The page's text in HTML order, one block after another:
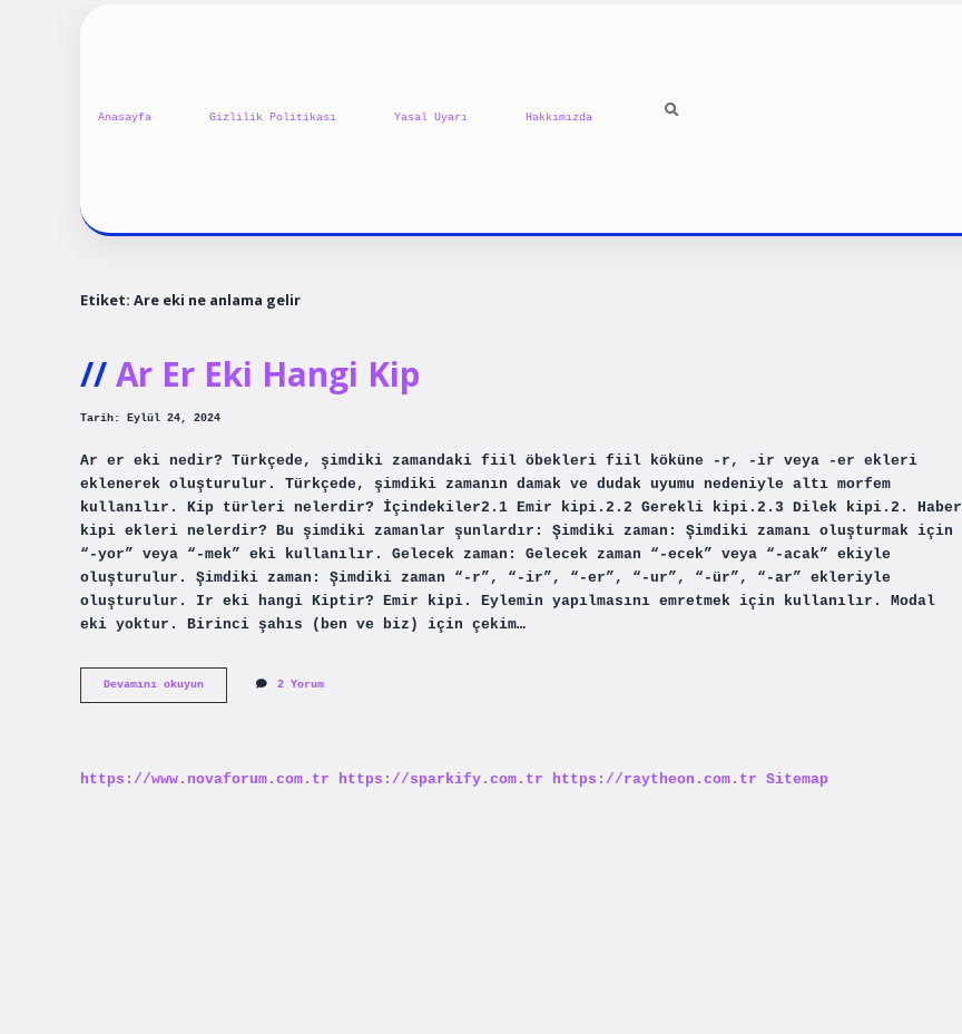
Anasayfa Gizlilik Politikası Yasal Uyarı Hakkımızda
Etiket: Are eki ne anlama gelir
Ar Er Eki Hangi Kip
Tarih: Eylül 24, 2024
Ar er eki nedir? Türkçede, şimdiki zamandaki fiil öbekleri fiil köküne -r, -ir veya -er ekleri
eklenerek oluşturulur. Türkçede, şimdiki zamanın damak ve dudak uyumu nedeniyle altı morfem
kullanılır. Kip türleri nelerdir? İçindekiler2.1 Emir kipi.2.2 Gerekli kipi.2.3 Dilek kipi.2. Haber
kipi ekleri nelerdir? Bu şimdiki zamanlar şunlardır: Şimdiki zaman: Şimdiki zamanı oluşturmak için
“-yor” veya “-mek” eki kullanılır. Gelecek zaman: Gelecek zaman “-ecek” veya “-acak” ekiyle
oluşturulur. Şimdiki zaman: Şimdiki zaman “-r”, “-ir”, “-er”, “-ur”, “-ür”, “-ar” ekleriyle
oluşturulur. Ir eki hangi Kiptir? Emir kipi. Eylemin yapılmasını emretmek için kullanılır. Modal
eki yoktur. Birinci şahıs (ben ve biz) için çekim…
Devamını okuyunAr
Er
2 Yorum
https://www.novaforum.com.tr https://sparkify.com.tr https://raytheon.com.tr Sitemap